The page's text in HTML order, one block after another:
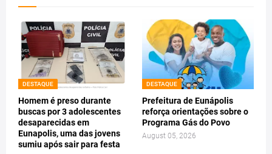
DESTAQUE
Homem é preso durante
buscas por 3 adolescentes
desaparecidas em
Eunapolis, uma das jovens
sumiu após sair para festa
DESTAQUE
Prefeitura de Eunápolis
reforça orientações sobre o
Programa Gás do Povo
August 05, 2026